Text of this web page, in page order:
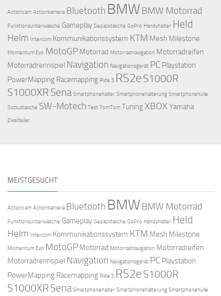
Actioncam Actionkamera Bluetooth BMWBMW Motorrad
Funktionsunterwäsche Gameplay Gepäcktasche GoPro Handyhalter Held
Helm Intercom Kommunikationssystem KTM Mesh Milestone
Momentum Evo MotoGP Motorrad Motorradnavigation Motorradreifen
Motorradrennspiel Navigation Navigationsgerät PC Playstation
PowerMapping Racemapping Ride 3 RS2e S1000R
S1000XR Sena Smartphonehalter Smartphonehalterung Smartphonehülle
Soziustasche SW-Motech Test TomTom TuningXBOX Yamaha
Zweiteiler
MEISTGESUCHT
Actioncam Actionkamera Bluetooth BMWBMW Motorrad
Funktionsunterwäsche Gameplay Gepäcktasche GoPro Handyhalter Held
Helm Intercom Kommunikationssystem KTM Mesh Milestone
Momentum Evo MotoGP Motorrad Motorradnavigation Motorradreifen
Motorradrennspiel Navigation Navigationsgerät PC Playstation
PowerMapping Racemapping Ride 3 RS2e S1000R
S1000XR Sena Smartphonehalter Smartphonehalterung Smartphonehülle